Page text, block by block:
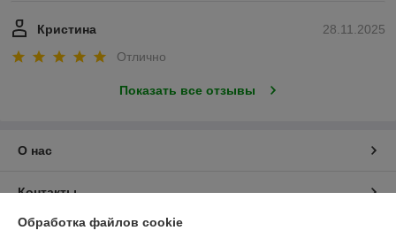
28.11.2025
Кристина
Отлично
Показать все отзывы
О нас
Контакты
Доставка и оплата
Обработка файлов cookie